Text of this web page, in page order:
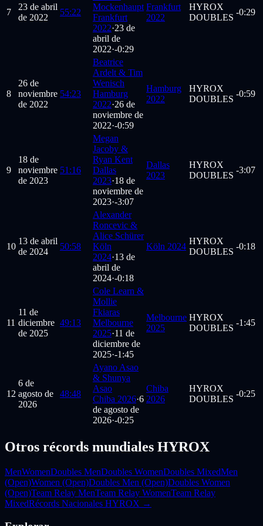
7
23 de abril
de 2022
55:22
Mockenhaupt
Frankfurt
2022·23 de
abril de
2022·-0:29
Frankfurt
2022
HYROX
DOUBLES
-0:29
8
26 de
noviembre
de 2022
54:23
Beatrice
Ardelt & Tim
Wenisch
Hamburg
2022·26 de
noviembre de
2022·-0:59
Hamburg
2022
HYROX
DOUBLES
-0:59
9
18 de
noviembre
de 2023
51:16
Megan
Jacoby &
Ryan Kent
Dallas
2023·18 de
noviembre de
2023·-3:07
Dallas
2023
HYROX
DOUBLES
-3:07
10
13 de abril
de 2024
50:58
Alexander
Roncevic &
Alice Schürer
Köln
2024·13 de
abril de
2024·-0:18
Köln 2024
HYROX
DOUBLES
-0:18
11
11 de
diciembre
de 2025
49:13
Cole Learn &
Mollie
Fkiaras
Melbourne
2025·11 de
diciembre de
2025·-1:45
Melbourne
2025
HYROX
DOUBLES
-1:45
12
6 de
agosto de
2026
48:48
Ayano Asao
& Shunya
Asao
Chiba 2026·6
de agosto de
2026·-0:25
Chiba
2026
HYROX
DOUBLES
-0:25
Otros récords mundiales HYROX
MenWomenDoubles MenDoubles WomenDoubles MixedMen
(Open)Women (Open)Doubles Men (Open)Doubles Women
(Open)Team Relay MenTeam Relay WomenTeam Relay
MixedRécords Nacionales HYROX →